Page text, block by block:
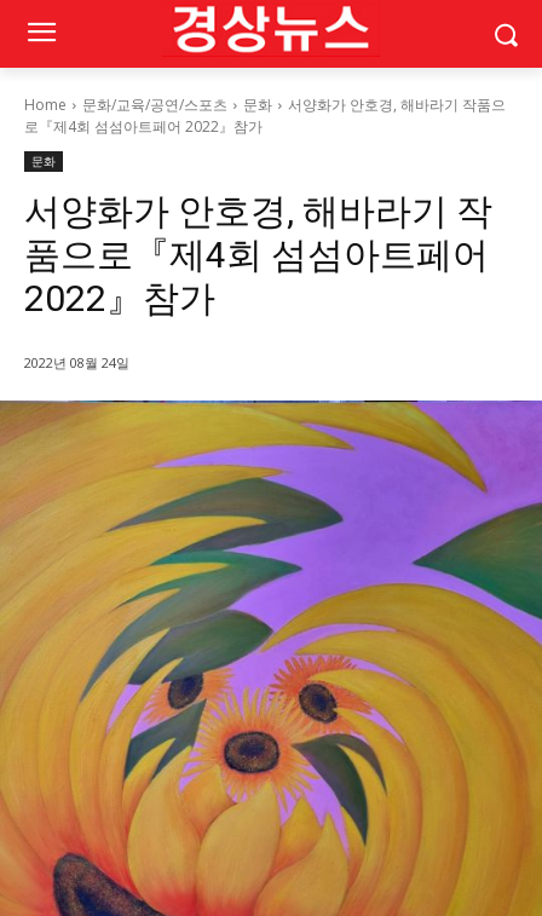
Home 문화/교육/공연/스포츠 문화
서양화가 안호경, 해바라기 작품으
로『제4회 섬섬아트페어 2022』참가
문화
서양화가 안호경, 해바라기 작
품으로『제4회 섬섬아트페어
2022』참가
2022년 08월 24일